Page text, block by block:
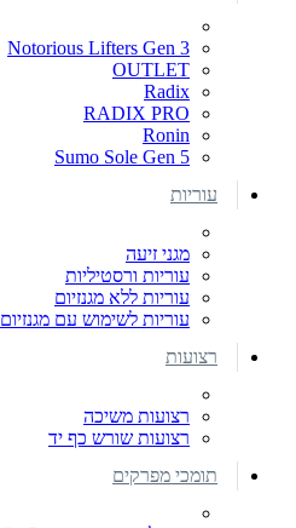
Notorious Lifters Gen 3
OUTLET
Radix
RADIX PRO
Ronin
Sumo Sole Gen 5
עוריות
מגני זיעה
עוריות ורסטיליות
עוריות ללא מגנזיום
עוריות לשימוש עם מגנזיום
רצועות
רצועות משיכה
רצועות שורש כף יד
תומכי מפרקים